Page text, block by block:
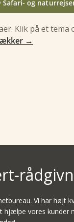
Safari- og
Klik på et
→
Vi har højt
hjælpe vores kunder